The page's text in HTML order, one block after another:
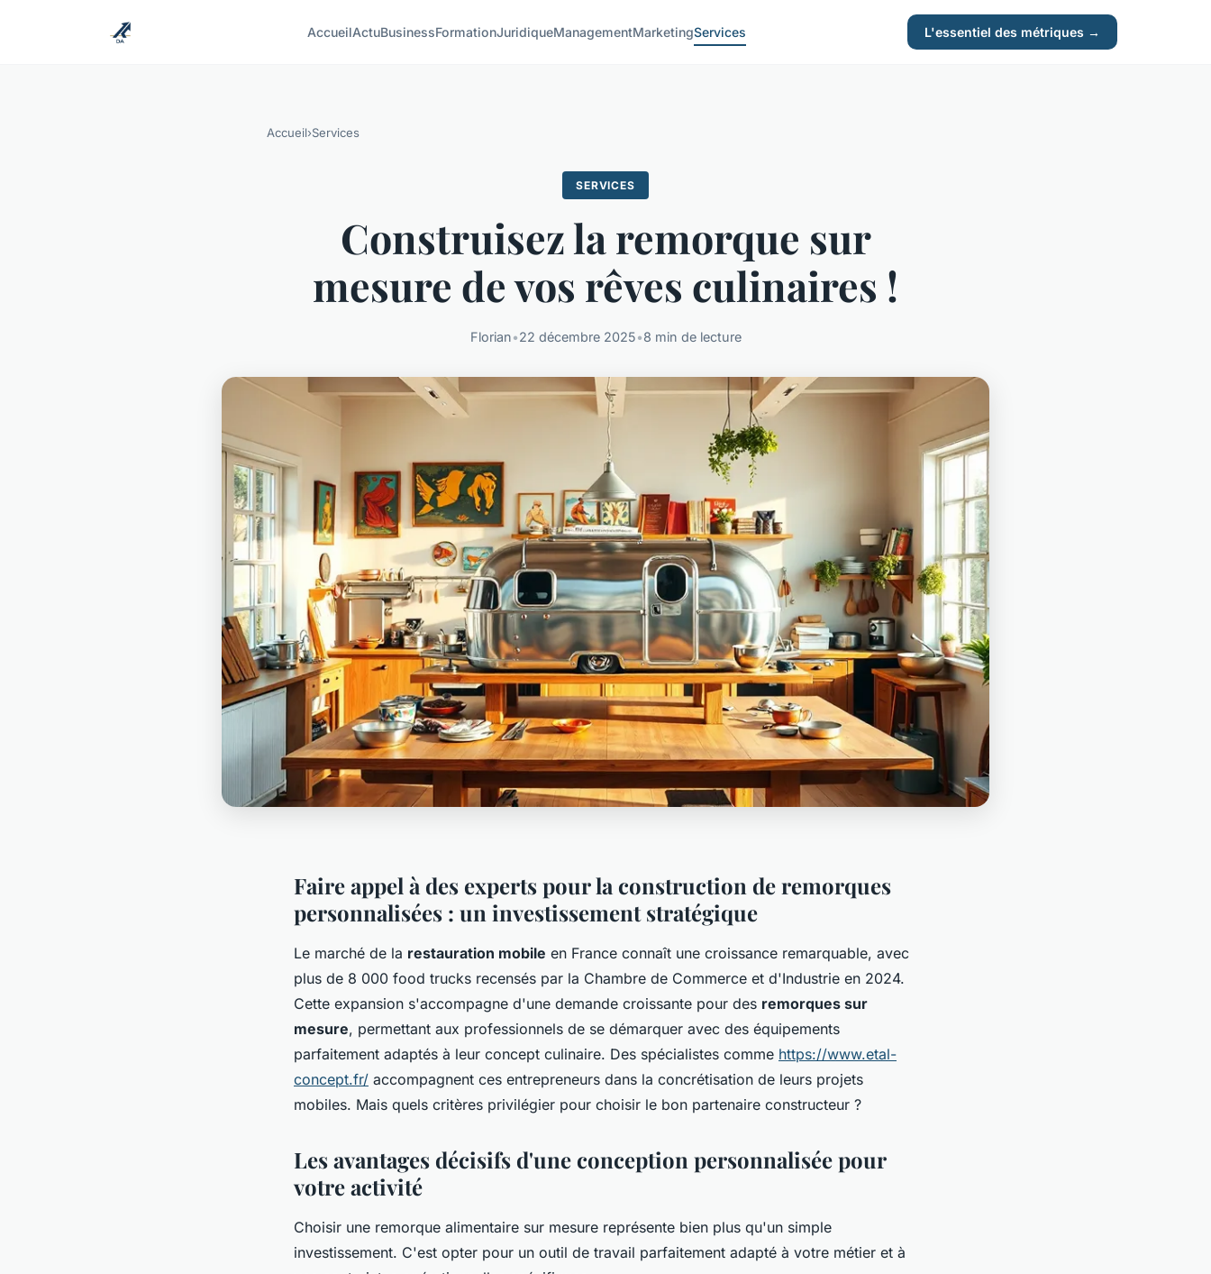
AccueilActuBusinessFormationJuridiqueManagementMarketingServices L'essentiel des métriques →
Accueil›Services
SERVICES
Construisez la remorque sur
mesure de vos rêves culinaires !
Florian•22 décembre 2025•8 min de lecture
Faire appel à des experts pour la construction de remorques
personnalisées : un investissement stratégique
Le marché de la restauration mobile en France connaît une croissance remarquable, avec
plus de 8 000 food trucks recensés par la Chambre de Commerce et d'Industrie en 2024.
Cette expansion s'accompagne d'une demande croissante pour des remorques sur
mesure, permettant aux professionnels de se démarquer avec des équipements
parfaitement adaptés à leur concept culinaire. Des spécialistes comme https://www.etal-
concept.fr/ accompagnent ces entrepreneurs dans la concrétisation de leurs projets
mobiles. Mais quels critères privilégier pour choisir le bon partenaire constructeur ?
Les avantages décisifs d'une conception personnalisée pour
votre activité
Choisir une remorque alimentaire sur mesure représente bien plus qu'un simple
investissement. C'est opter pour un outil de travail parfaitement adapté à votre métier et à